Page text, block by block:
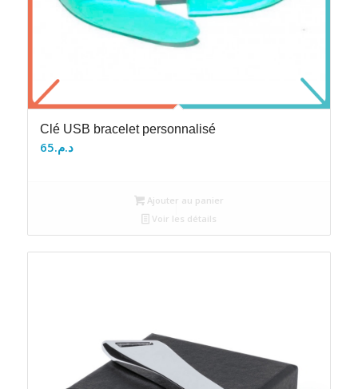
Clé USB bracelet personnalisé
د.م.65
Ajouter au panier
Voir les détails